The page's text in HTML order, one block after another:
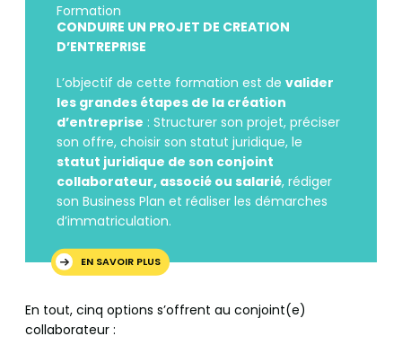
Formation
CONDUIRE UN PROJET DE CREATION
D’ENTREPRISE
L’objectif de cette formation est de valider
les grandes étapes de la création
d’entreprise : Structurer son projet, préciser
son offre, choisir son statut juridique, le
statut juridique de son conjoint
collaborateur, associé ou salarié, rédiger
son Business Plan et réaliser les démarches
d’immatriculation.
EN SAVOIR PLUS
En tout, cinq options s’offrent au conjoint(e)
collaborateur :